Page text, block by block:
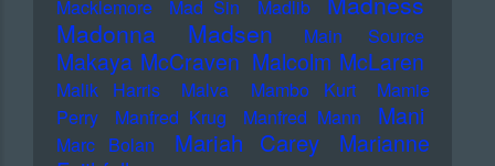
Macklemore
Mad Sin Madlib
Madonna
Madsen Main Source
Makaya McCraven Malcolm McLaren
Malik Harris Malva Mambo Kurt
Mamie
Perry
Manfred Krug Manfred Mann Mani
Marc Bolan Mariah Carey
Marianne